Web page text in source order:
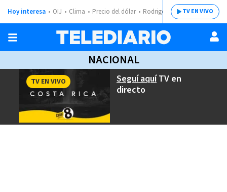
Hoy interesa OIJ Clima Precio del dólar Rodrigo ChavesTV EN VIVO
NACIONAL
Seguí aquíTV en
directo
TV EN VIVO